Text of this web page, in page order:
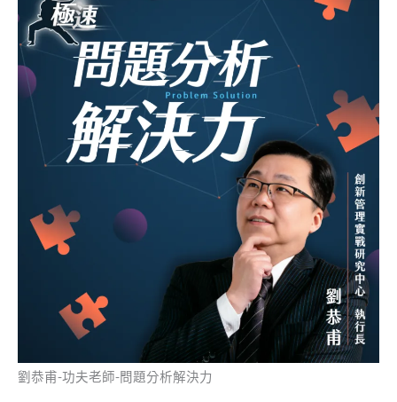
劉恭甫-功夫老師-問題分析解決力